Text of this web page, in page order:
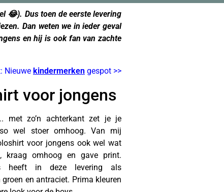
😂). Dus toen de eerste levering
Dan weten we in ieder geval
en hij is ook fan van zachte
Nieuwe kindermerken gespot >>
voor jongens
met zo’n achterkant zet je je
wel stoer omhoog. Van mij
voor jongens ook wel wat
kraag omhoog en gave print.
heeft in deze levering als
en antraciet. Prima kleuren